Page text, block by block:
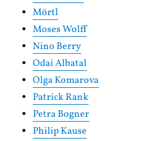
Mörtl
Moses Wolff
Nino Berry
Odai Albatal
Olga Komarova
Patrick Rank
Petra Bogner
Philip Kause